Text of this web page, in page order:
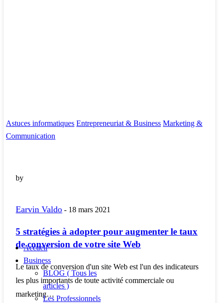
Astuces informatiques Entrepreneuriat & Business Marketing &
Communication
by
Earvin Valdo - 18 mars 2021
5 stratégies à adopter pour augmenter le taux
de conversion de votre site Web
Le taux de conversion d'un site Web est l'un des indicateurs
les plus importants de toute activité commerciale ou
marketing…
Accueil
Business
BLOG ( Tous les
articles )
Les Professionnels